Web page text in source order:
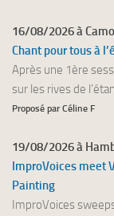
16/08/2026 à
Chant pour tous à
Après une 1ère
sur les rives de
Proposé par Céline F
19/08/2026 à
ImproVoices meet
Painting
ImproVoices